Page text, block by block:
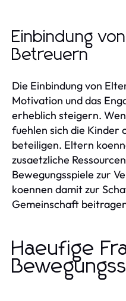
Einbindung
Betreuern
Die Einbindung von
Motivation und das
erheblich steigern.
fuehlen sich die Kinder
beteiligen. Eltern
zusaetzliche
Bewegungsspiele zur
koennen damit zur
Gemeinschaft
Haeufige